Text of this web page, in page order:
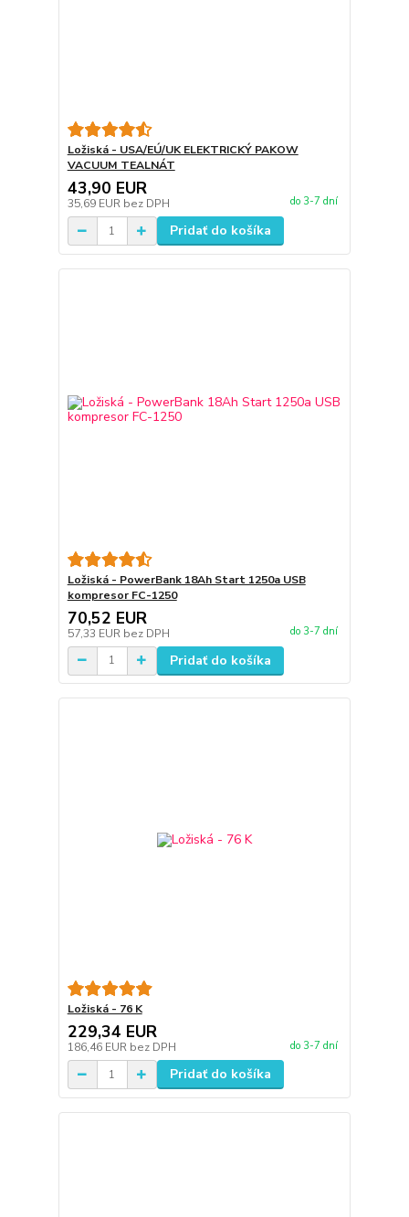
Ložiská - USA/EÚ/UK ELEKTRICKÝ PAKOW
VACUUM TEALNÁT
43,90 EUR
35,69 EUR bez DPH do 3-7 dní
Pridať do košíka
Ložiská - PowerBank 18Ah Start 1250a USB
kompresor FC-1250
70,52 EUR
57,33 EUR bez DPH do 3-7 dní
Pridať do košíka
Ložiská - 76 K
229,34 EUR
186,46 EUR bez DPH do 3-7 dní
Pridať do košíka